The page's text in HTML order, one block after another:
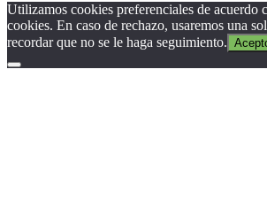
Utilizamos cookies preferenciales de acuerdo
cookies. En caso de rechazo, usaremos una
recordar que no se le haga seguimiento.